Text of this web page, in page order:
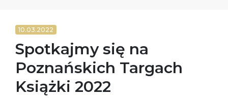
10.03.2022
Spotkajmy się na
Poznańskich Targach
Książki 2022